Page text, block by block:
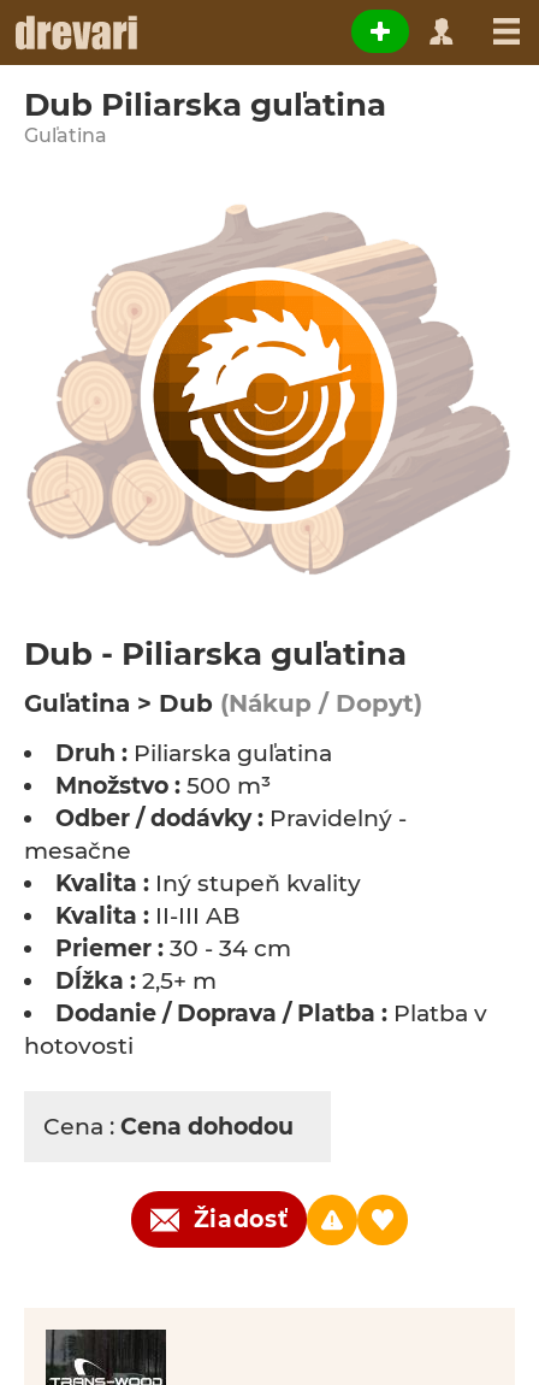
Dub Piliarska guľatina
Guľatina
Dub - Piliarska guľatina
Guľatina > Dub (Nákup / Dopyt)
Druh : Piliarska guľatina
Množstvo : 500 m³
Odber / dodávky : Pravidelný -
mesačne
Kvalita : Iný stupeň kvality
Kvalita : II-III AB
Priemer : 30 - 34 cm
Dĺžka : 2,5+ m
Dodanie / Doprava / Platba : Platba v
hotovosti
Cena : Cena dohodou
Žiadosť